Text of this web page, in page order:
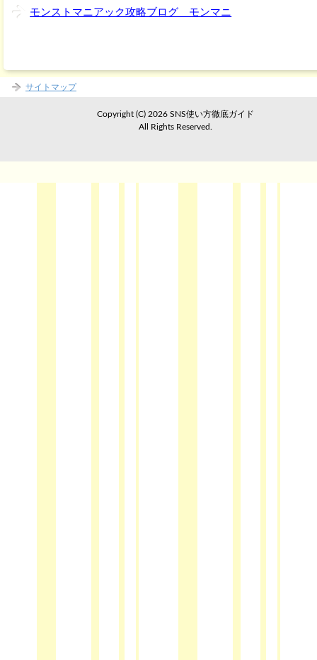
モンストマニアック攻略ブログ モンマニ
サイトマップ
Copyright (C) 2026 SNS使い方徹底ガイド
All Rights Reserved.